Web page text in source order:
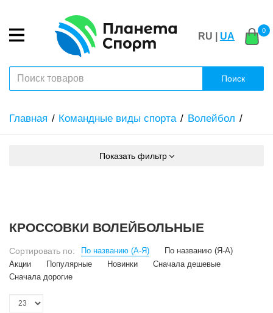
RU | UA
0
Поиск
Главная Командные виды спорта Волейбол
Показать фильтр
КРОССОВКИ ВОЛЕЙБОЛЬНЫЕ
Сортировать по: По названию (А-Я)
По названию (Я-А)
Акции
Популярные Новинки
Сначала дешевые
Сначала дорогие